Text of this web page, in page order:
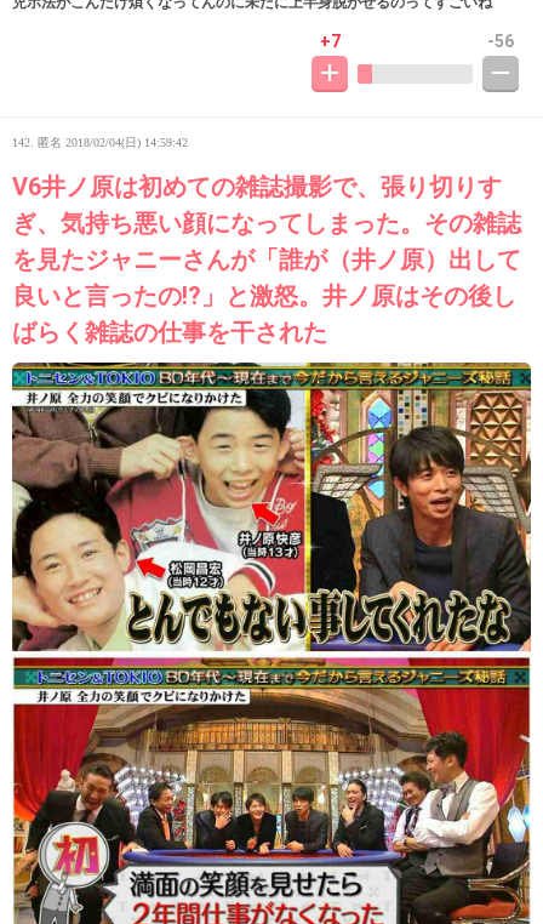
+7 -56
142. 匿名 2018/02/04(日) 14:59:42
V6井ノ原は初めての雑誌撮影で、張り切りす
ぎ、気持ち悪い顔になってしまった。その雑誌
を見たジャニーさんが「誰が（井ノ原）出して
良いと言ったの!?」と激怒。井ノ原はその後し
ばらく雑誌の仕事を干された